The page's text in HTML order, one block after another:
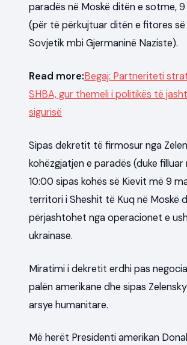
paradës në Moskë ditën e sotme,
(për të përkujtuar ditën e fitores
Sovjetik mbi Gjermaninë Naziste).
Read more:​Begaj: Partneriteti
SHBA, gur themeli i politikës të
sigurisë
Sipas dekretit të firmosur nga
kohëzgjatjen e paradës (duke filluar
10:00 sipas kohës së Kievit më 9
territori i Sheshit të Kuq në Moskë
përjashtohet nga operacionet e
ukrainase.
Miratimi i dekretit erdhi pas
palën amerikane dhe sipas
arsye humanitare.
Më herët Presidenti amerikan